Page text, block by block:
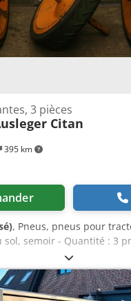
395 km
3 pièces
Citan
, Pneus, pneus pour
semoir - Quantité : 3
- Dimensions des
: Ø 40 mm -
pneus - Poids : 51 kg/